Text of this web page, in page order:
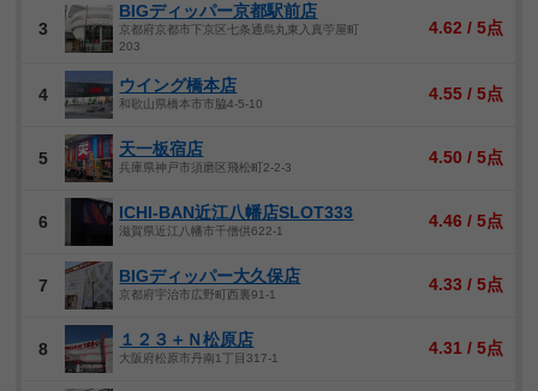
3
BIGディッパー京都駅前店
京都府京都市下京区七条通烏丸東入真苧屋町
203
4.62 / 5点
4 ウイング橋本店
和歌山県橋本市市脇4-5-10
4.55 / 5点
5 天一板宿店
兵庫県神戸市須磨区飛松町2-2-3
4.50 / 5点
6 ICHI-BAN近江八幡店SLOT333
滋賀県近江八幡市千僧供622-1
4.46 / 5点
7 BIGディッパー大久保店
京都府宇治市広野町西裏91-1
4.33 / 5点
8 １２３＋Ｎ松原店
大阪府松原市丹南1丁目317-1
4.31 / 5点